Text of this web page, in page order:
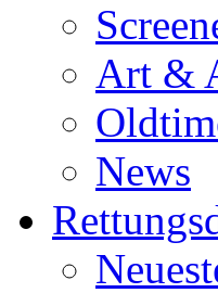
Art &
News